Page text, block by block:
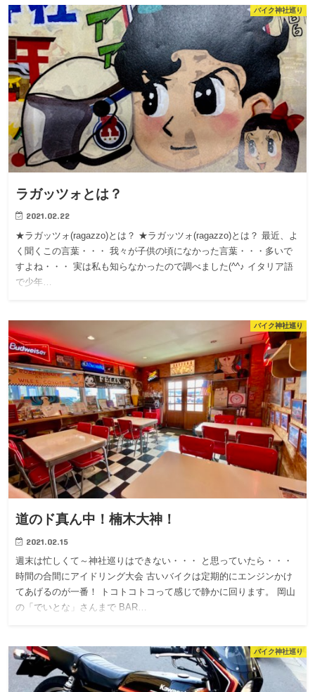
バイク神社巡り
ラガッツォとは？
2021.02.22
★ラガッツォ(ragazzo)とは？ ★ラガッツォ(ragazzo)とは？ 最近、よ
く聞くこの言葉・・・ 我々が子供の頃になかった言葉・・・多いで
すよね・・・ 実は私も知らなかったので調べました(^^♪ イタリア語
で少年…
バイク神社巡り
道のド真ん中！楠木大神！
2021.02.15
週末は忙しくて～神社巡りはできない・・・ と思っていたら・・・
時間の合間にアイドリング大会 古いバイクは定期的にエンジンかけ
てあげるのが一番！ トコトコトコって感じで静かに回ります。 岡山
の「でいとな」さんまで BAR…
バイク神社巡り